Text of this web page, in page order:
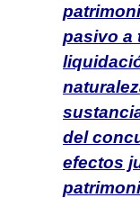
pasivo a
del
efectos